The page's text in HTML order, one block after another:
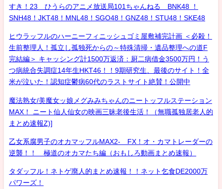
すき！23 ひうらのアニメ放送局101ちゃんねる BNK48 ！
SNH48！JKT48！MNL48！SGO48！GNZ48！STU48！SKE48
ヒウラッフルのハーニーフィニッシュゴミ屋敷補完計画 ＜必殺！
生前整理人！孤立し孤独死からの～特殊清掃・遺品整理への道F
完結編＞ キャッシング計1500万返済：厨二病借金3500万円！う
つ病統合失調症14年生HKT46！！9期研究生、最後のサイト！全
米が泣いた！認知症鬱病60代のラストサイト絶賛！公開中
魔法熟女/美魔女ッ娘メグみみちゃんのニートッフルステーション
MAX！ ニート仙人仙女の映画三昧老後生活！（無職孤独居老人的
まとめ速報Z)]
乙女系腐男子のオカマッフルMAX2- FX！オ・カマトレーダーの
逆襲！！ 極道のオカマたち編（おもしろ動画まとめ速報）
タダッフル！ネトゲ廃人的まとめ速報！！ネット乞食DE2000万
パワーズ！